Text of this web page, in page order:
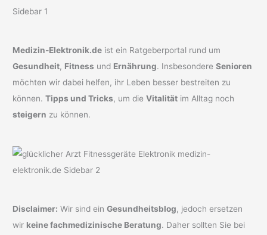
Medizin-Elektronik.de ist ein Ratgeberportal rund um
Gesundheit, Fitness und Ernährung. InsbesondereSenioren
möchten wir dabei helfen, ihr Leben besser bestreiten zu
können.Tipps und Tricks, um dieVitalität im Alltag noch
steigern zu können.
Disclaimer: Wir sind einGesundheitsblog, jedoch ersetzen
wir keine fachmedizinische Beratung. Daher sollten Sie bei